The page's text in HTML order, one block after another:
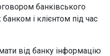
банківського
і клієнтом під час
від банку інформацію